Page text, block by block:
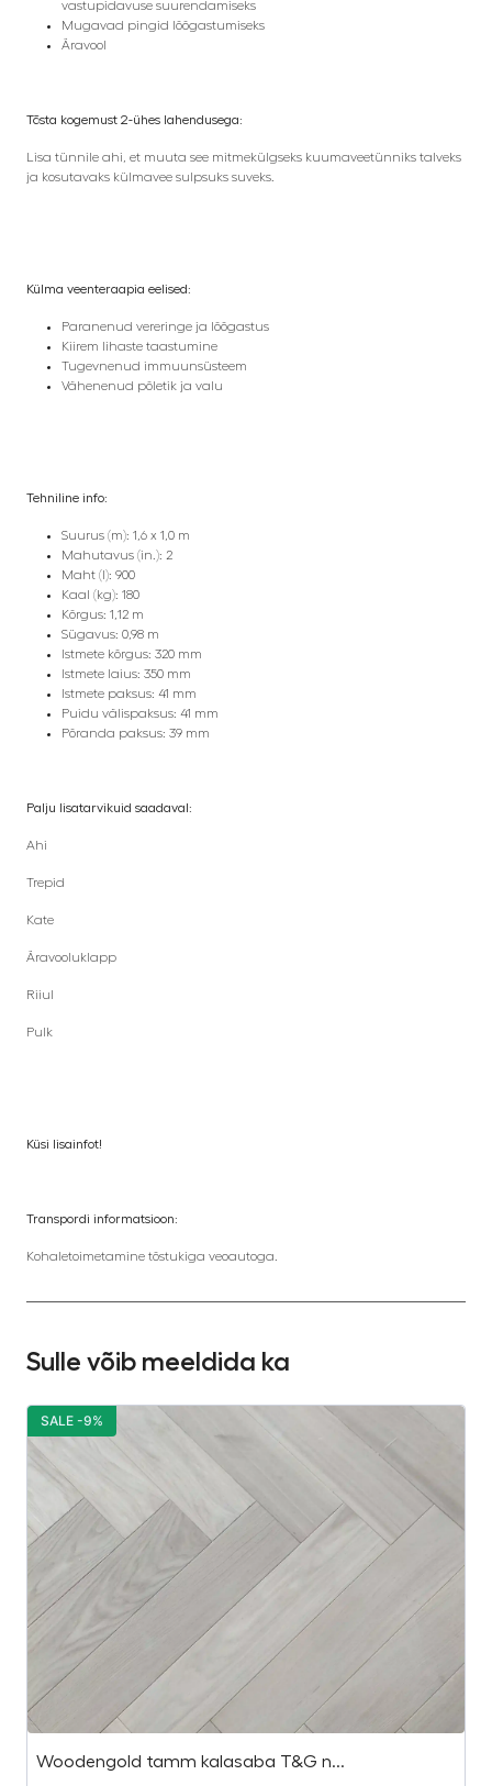
vastupidavuse suurendamiseks
Mugavad pingid lõõgastumiseks
Äravool
Tõsta kogemust 2-ühes lahendusega:
Lisa tünnile ahi, et muuta see mitmekülgseks kuumaveetünniks talveks
ja kosutavaks külmavee sulpsuks suveks.
Külma veenteraapia eelised:
Paranenud vereringe ja lõõgastus
Kiirem lihaste taastumine
Tugevnenud immuunsüsteem
Vähenenud põletik ja valu
Tehniline info:
Suurus (m): 1,6 x 1,0 m
Mahutavus (in.): 2
Maht (l): 900
Kaal (kg): 180
Kõrgus: 1,12 m
Sügavus: 0,98 m
Istmete kõrgus: 320 mm
Istmete laius: 350 mm
Istmete paksus: 41 mm
Puidu välispaksus: 41 mm
Põranda paksus: 39 mm
Palju lisatarvikuid saadaval:
Ahi
Trepid
Kate
Äravooluklapp
Riiul
Pulk
Küsi lisainfot!
Transpordi informatsioon:
Kohaletoimetamine tõstukiga veoautoga.
Sulle võib meeldida ka
Woodengold tamm kalasaba T&G n...
SALE -9%